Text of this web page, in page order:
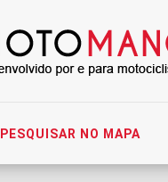
PESQUISAR NO MAPA